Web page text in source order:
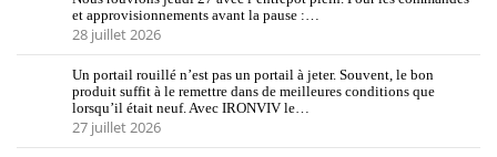
et approvisionnements avant la pause :…
28 juillet 2026
Un portail rouillé n’est pas un portail à jeter. Souvent, le bon
produit suffit à le remettre dans de meilleures conditions que
lorsqu’il était neuf. Avec IRONVIV le…
27 juillet 2026